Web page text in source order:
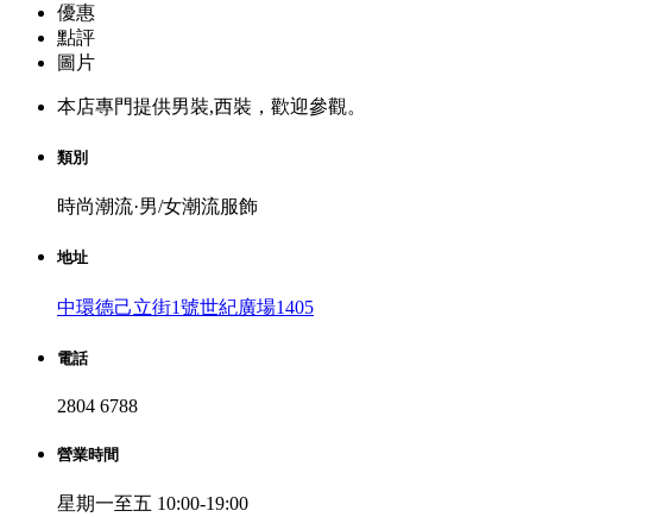
優惠
點評
圖片
本店專門提供男裝,西裝，歡迎參觀。
類別
時尚潮流·男/女潮流服飾
地址
中環德己立街1號世紀廣場1405
電話
2804 6788
營業時間
星期一至五 10:00-19:00